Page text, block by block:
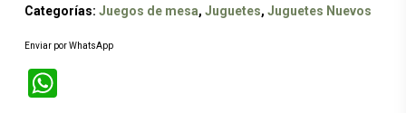
Categorías: Juegos de mesa, Juguetes, Juguetes Nuevos
Enviar por WhatsApp
WhatsApp